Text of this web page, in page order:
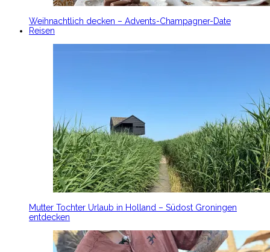
Weihnachtlich decken – Advents-Champagner-Date
Reisen
Mutter Tochter Urlaub in Holland – Südost Groningen
entdecken